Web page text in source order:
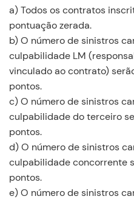
a) Todos os contratos
pontuação zerada.
b) O número de sinistros
culpabilidade LM
vinculado ao contrato)
pontos.
c) O número de sinistros
culpabilidade do terceiro
pontos.
d) O número de sinistros
culpabilidade concorrente
pontos.
e) O número de sinistros